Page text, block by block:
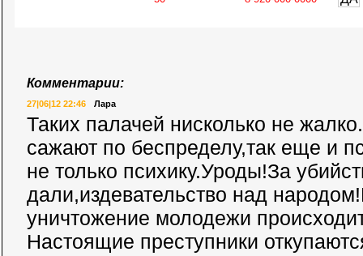
Комментарии:
27|06|12 22:46 Лара
Таких палачей нисколько не
сажают по беспределу,так еще и
не только психику.Уроды!За
дали,издевательство над
уничтожение молодежи
Настоящие преступники